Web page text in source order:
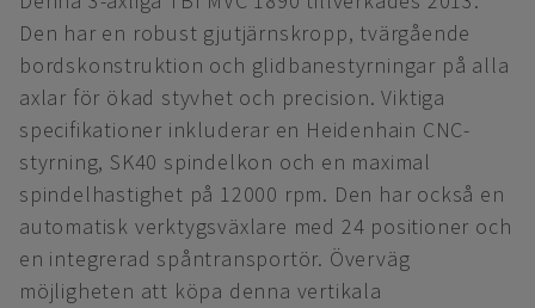
Den har en robust gjutjärnskropp, tvärgående
bordskonstruktion och glidbanestyrningar på alla
axlar för ökad styvhet och precision. Viktiga
specifikationer inkluderar en Heidenhain CNC-
styrning, SK40 spindelkon och en maximal
spindelhastighet på 12000 rpm. Den har också en
automatisk verktygsväxlare med 24 positioner och
en integrerad spåntransportör. Överväg
möjligheten att köpa denna vertikala